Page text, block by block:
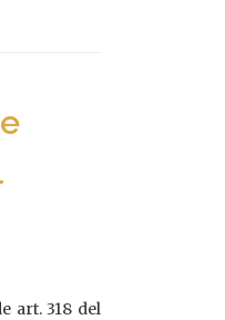
art. 318 del